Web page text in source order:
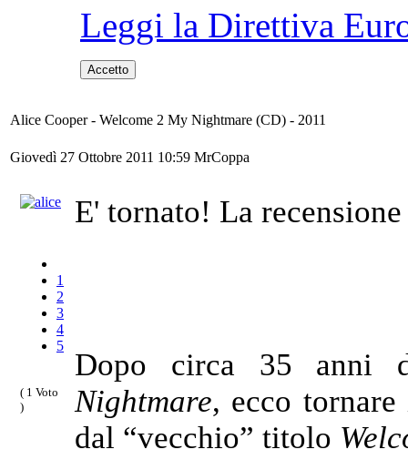
Leggi la Direttiva
Accetto
Alice Cooper - Welcome 2 My Nightmare (CD) - 2011
Giovedì 27 Ottobre 2011 10:59 MrCoppa
1
2
3
4
5
( 1 Voto
)
E' tornato! La
Dopo circa 35 anni
Nightmare, ecco
dal “vecchio” titolo